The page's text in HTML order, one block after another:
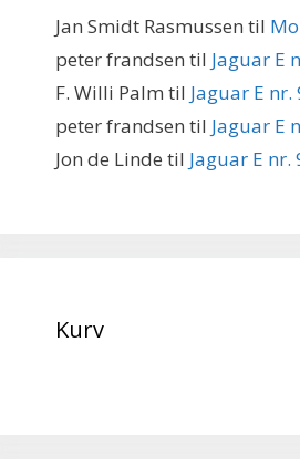
Jan Smidt Rasmussen til
peter frandsen til Jaguar E
F. Willi Palm til Jaguar E
peter frandsen til Jaguar E
Jon de Linde til Jaguar E nr.
Kurv